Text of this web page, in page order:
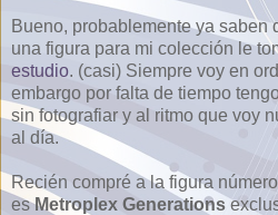
Bueno, probablemente ya saben
una figura para mi colección le
estudio. (casi) Siempre voy en
embargo por falta de tiempo
sin fotografiar y al ritmo que voy
al día.
Recién compré a la figura
esMetroplex Generations